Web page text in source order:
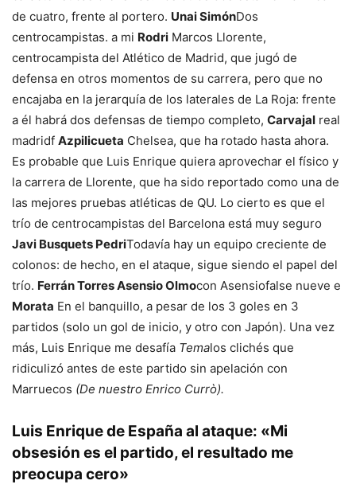
de cuatro, frente al portero. Unai SimónDos
centrocampistas. a mi Rodri Marcos Llorente,
centrocampista del Atlético de Madrid, que jugó de
defensa en otros momentos de su carrera, pero que no
encajaba en la jerarquía de los laterales de La Roja: frente
a él habrá dos defensas de tiempo completo, Carvajal real
madridf Azpilicueta Chelsea, que ha rotado hasta ahora.
Es probable que Luis Enrique quiera aprovechar el físico y
la carrera de Llorente, que ha sido reportado como una de
las mejores pruebas atléticas de QU. Lo cierto es que el
trío de centrocampistas del Barcelona está muy seguro
Javi Busquets PedriTodavía hay un equipo creciente de
colonos: de hecho, en el ataque, sigue siendo el papel del
trío. Ferrán Torres Asensio Olmocon Asensiofalse nueve e
Morata En el banquillo, a pesar de los 3 goles en 3
partidos (solo un gol de inicio, y otro con Japón). Una vez
más, Luis Enrique me desafía Temalos clichés que
ridiculizó antes de este partido sin apelación con
Marruecos (De nuestro Enrico Currò).
Luis Enrique de España al ataque: «Mi
obsesión es el partido, el resultado me
preocupa cero»